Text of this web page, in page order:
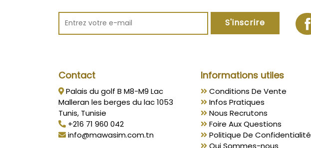
S'inscrire
Contact
Palais du golf B M8-M9 Lac
Malleran les berges du lac 1053
Tunis, Tunisie
+216 71 960 042
info@mawasim.com.tn
Informations utiles
Conditions De Vente
Infos Pratiques
Nous Recrutons
Foire Aux Questions
Politique De Confidentialité